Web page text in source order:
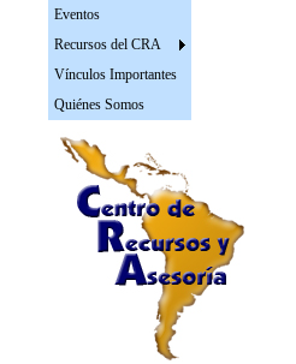
Eventos
Recursos del CRA
Vínculos Importantes
Quiénes Somos